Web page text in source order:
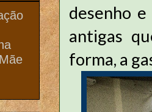
desenho
antigas
forma, a